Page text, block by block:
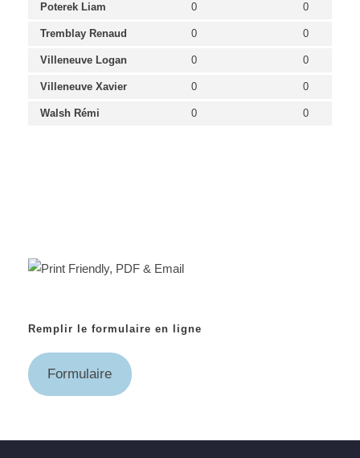
Poterek Liam 0 0
Tremblay Renaud 0 0
Villeneuve Logan 0 0
Villeneuve Xavier 0 0
Walsh Rémi 0 0
Remplir le formulaire en ligne
Formulaire